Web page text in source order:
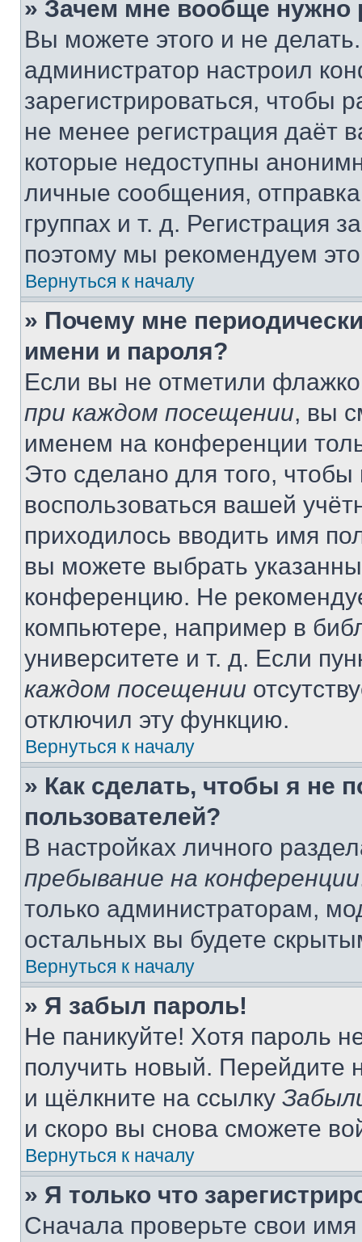
» Зачем мне вообще нужно
Вы можете этого и не
администратор настроил
зарегистрироваться, чтобы
не менее регистрация даёт
которые недоступны
личные сообщения,
группах и т. д. Регистрация
поэтому мы рекомендуем
Вернуться к началу
» Почему мне
имени и пароля?
Если вы не отметили
при каждом посещении, вы
именем на конференции
Это сделано для того, чтобы
воспользоваться вашей
приходилось вводить имя
вы можете выбрать
конференцию. Не
компьютере, например в
университете и т. д. Если
каждом посещении
отключил эту функцию.
Вернуться к началу
» Как сделать, чтобы я не
пользователей?
В настройках личного
пребывание на конференции
только администраторам,
остальных вы будете
Вернуться к началу
» Я забыл пароль!
Не паникуйте! Хотя пароль
получить новый. Перейдите
и щёлкните на ссылку
и скоро вы снова сможете
Вернуться к началу
» Я только что
Сначала проверьте свои